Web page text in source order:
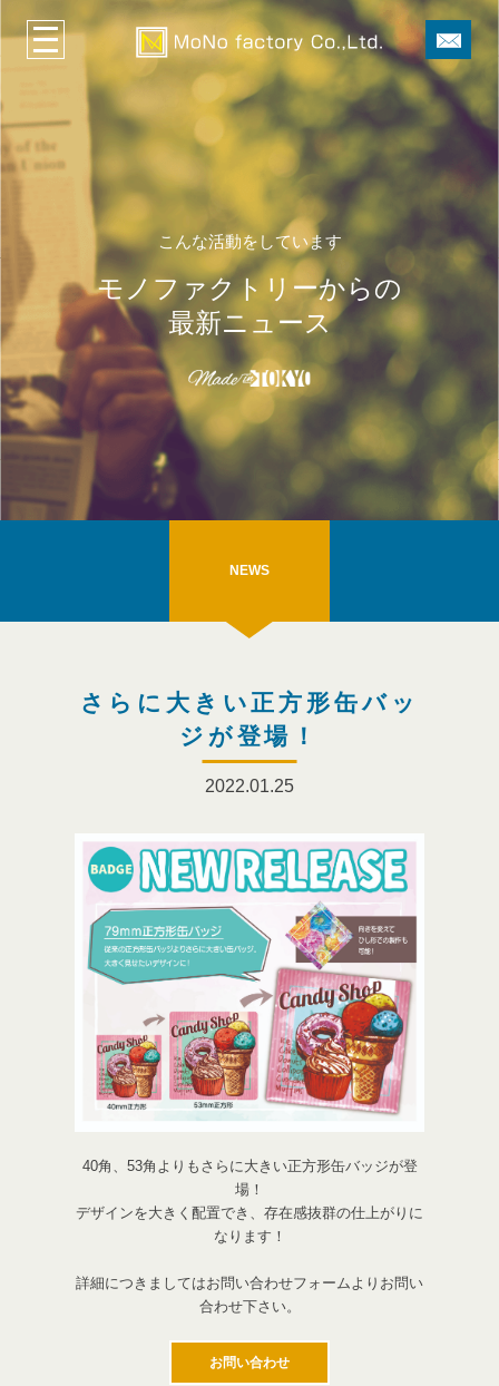
こんな活動をしています
モノファクトリーからの
最新ニュース
NEWS
さらに大きい正方形缶バッ
ジが登場！
2022.01.25
40角、53角よりもさらに大きい正方形缶バッジが登
場！
デザインを大きく配置でき、存在感抜群の仕上がりに
なります！
詳細につきましてはお問い合わせフォームよりお問い
合わせ下さい。
お問い合わせ